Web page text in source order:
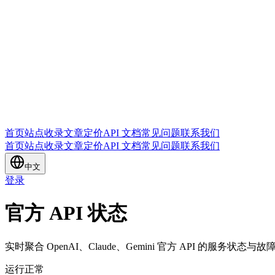
首页站点收录文章定价API 文档常见问题联系我们
首页站点收录文章定价API 文档常见问题联系我们
中文
登录
官方 API 状态
实时聚合 OpenAI、Claude、Gemini 官方 API 的服务状态与故障
运行正常